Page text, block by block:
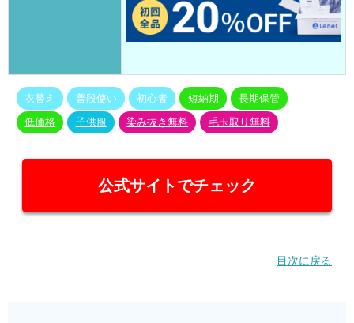
衣替え 普段使い 初心者 短納期 長期保管
低価格 子供服 染み抜き無料 毛玉取り無料
公式サイトでチェック
目次に戻る